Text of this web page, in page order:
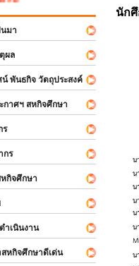
มา
ผล
พันธกิจ วัตถุประสงค์
าศฯ สหกิจศึกษา
ร
กร
กิจศึกษา
เนินงาน
หกิจศึกษาดีเด่น
นัก